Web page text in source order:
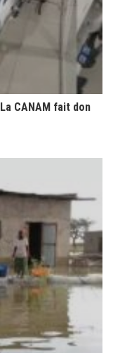
La CANAM fait don